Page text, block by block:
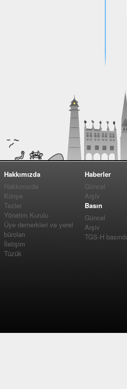
Hakkımızda
Hakkımızda
Künye
Tezler
Yönetim Kurulu
Üye dernerkleri ve yerel
büroları
İletişim
Tüzük
Haberler
Güncel
Arşiv
Basın
Güncel
Arşiv
TGS-H